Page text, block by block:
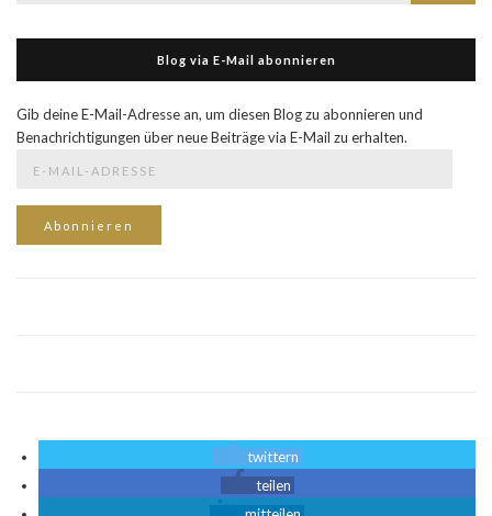
Blog via E-Mail abonnieren
Gib deine E-Mail-Adresse an, um diesen Blog zu abonnieren und
Benachrichtigungen über neue Beiträge via E-Mail zu erhalten.
Adresse
Abonnieren
twittern
teilen